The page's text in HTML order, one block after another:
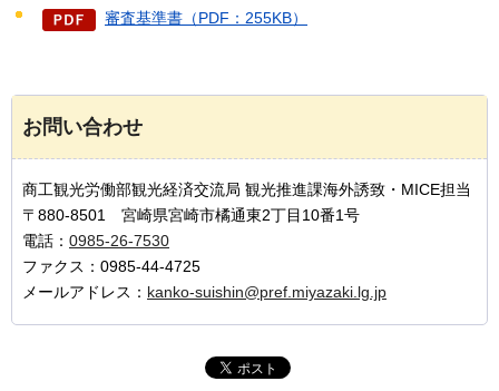
審査基準書（PDF：255KB）
お問い合わせ
商工観光労働部観光経済交流局 観光推進課海外誘致・MICE担当
〒880-8501 宮崎県宮崎市橘通東2丁目10番1号
電話： 0985-26-7530
ファクス：0985-44-4725
メールアドレス： kanko-suishin@pref.miyazaki.lg.jp